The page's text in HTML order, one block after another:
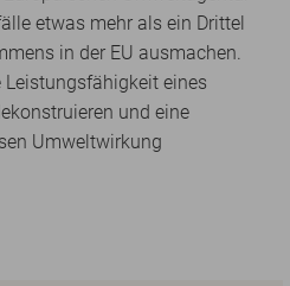
etwas mehr als ein Drittel
in der EU ausmachen.
Leistungsfähigkeit eines
und eine
Umweltwirkung